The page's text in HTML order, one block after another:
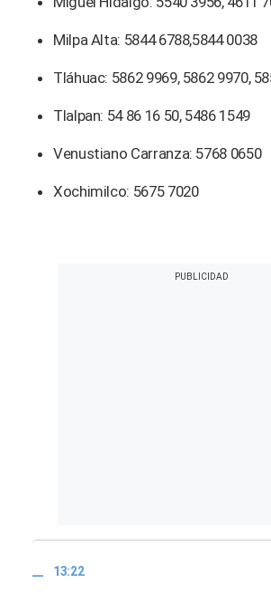
Milpa Alta: 5844 6788,5844 0038
Tláhuac: 5862 9969, 5862 9970,
Tlalpan: 54 86 16 50, 5486 1549
Venustiano Carranza: 5768 0650
Xochimilco: 5675 7020
13:22